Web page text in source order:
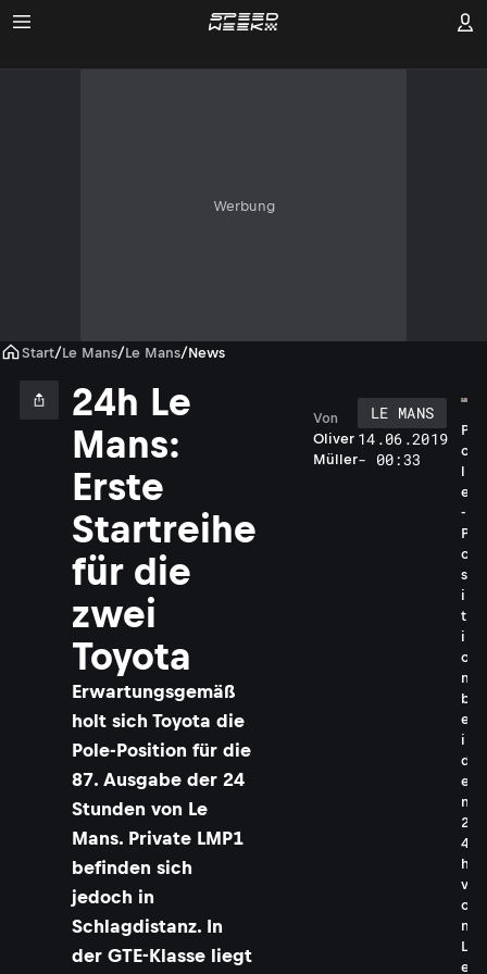
Werbung
Start/Le Mans/Le Mans/News
24h Le
Mans:
Erste
Startreihe
für die
zwei
Toyota
Erwartungsgemäß
holt sich Toyota die
Pole-Position für die
87. Ausgabe der 24
Stunden von Le
Mans. Private LMP1
befinden sich
jedoch in
Schlagdistanz. In
der GTE-Klasse liegt
Oliver
Müller
Von
LE MANS
14.06.2019
- 00:33
P
o
l
e
-
P
o
s
i
t
i
o
n
b
e
i
d
e
n
2
4
h
v
o
n
L
e